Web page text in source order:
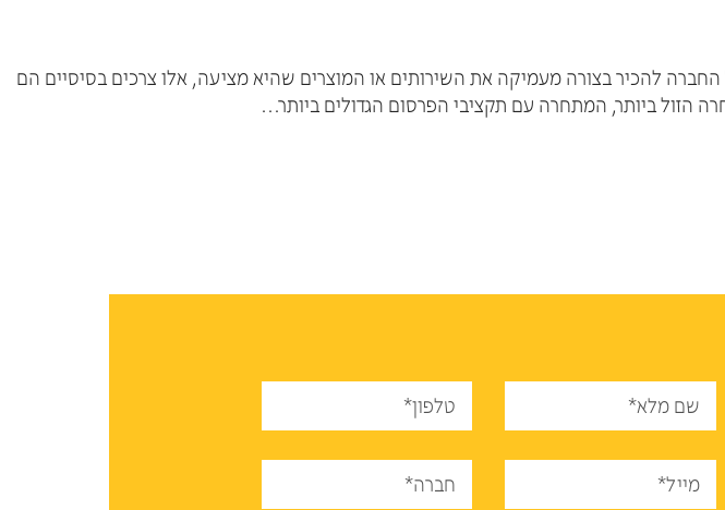
להכיר בצורה מעמיקה את השירותים או המוצרים שהיא מציעה, אלו צרכים בסיסיים הם
הזול ביותר, המתחרה עם תקציבי הפרסום הגדולים ביותר…
שם מלא*
טלפון*
מייל*
חברה*